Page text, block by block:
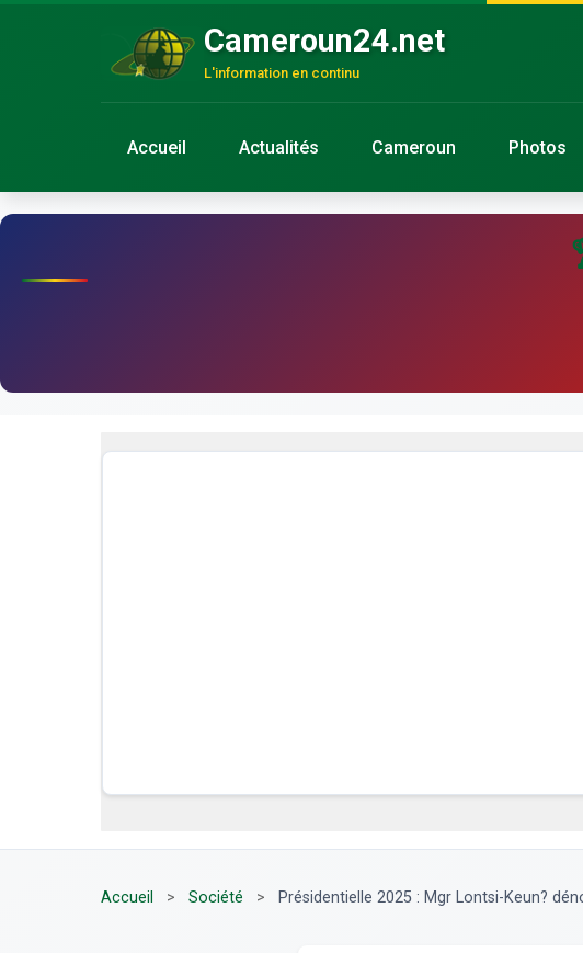
Cameroun24.net
L'information en continu
Accueil Actualités Cameroun Photos
Accueil > Société > Présidentielle 2025 : Mgr Lontsi-Keun?